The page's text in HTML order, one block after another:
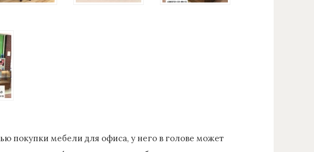
покупки мебели для офиса, у него в голове может